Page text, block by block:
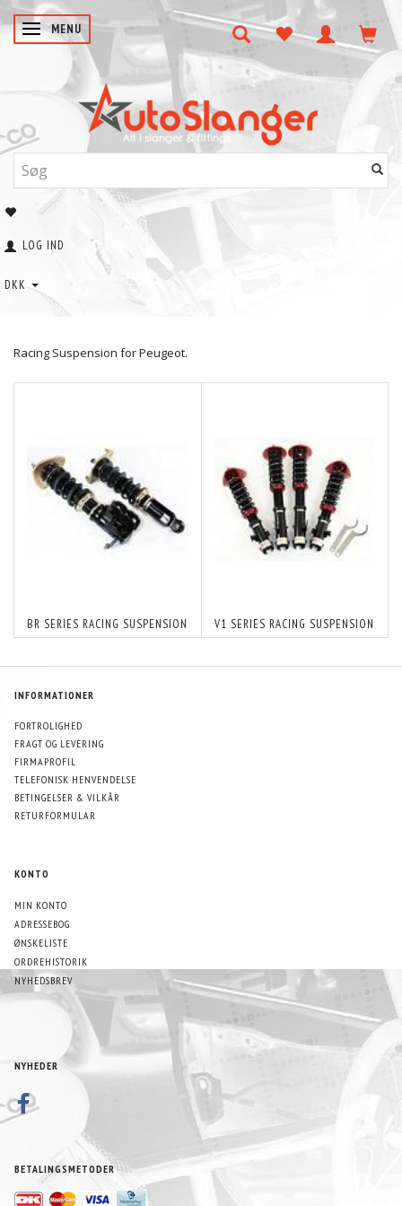
SKIFTE NAVIGATION
MENU
LOG IND
DKK
Racing Suspension for Peugeot.
BR SERIES RACING SUSPENSION V1 SERIES RACING SUSPENSION
INFORMATIONER
FORTROLIGHED
FRAGT OG LEVERING
FIRMAPROFIL
TELEFONISK HENVENDELSE
BETINGELSER & VILKÅR
RETURFORMULAR
KONTO
MIN KONTO
ADRESSEBOG
ØNSKELISTE
ORDREHISTORIK
NYHEDSBREV
NYHEDER
BETALINGSMETODER